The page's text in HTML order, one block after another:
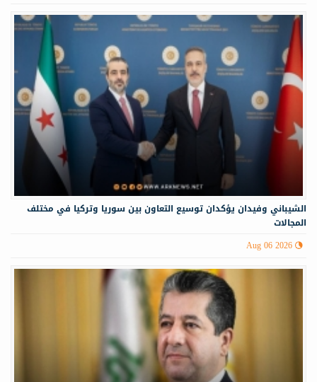
الشيباني وفيدان يؤكدان توسيع التعاون بين سوريا وتركيا في مختلف
المجالات
Aug 06 2026